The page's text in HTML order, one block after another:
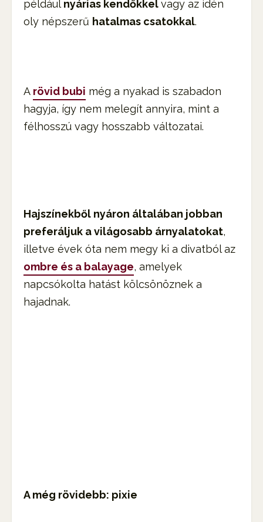
példáulnyárias kendőkkelvagy az idén
oly népszerű hatalmas csatokkal.
A rövid bubi még a nyakad is szabadon
hagyja, így nem melegít annyira, mint a
félhosszú vagy hosszabb változatai.
Hajszínekből nyáron általában jobban
preferáljuk a világosabb árnyalatokat,
illetve évek óta nem megy ki a divatból az
ombre és a balayage, amelyek
napcsókolta hatást kölcsönöznek a
hajadnak.
A még rövidebb: pixie